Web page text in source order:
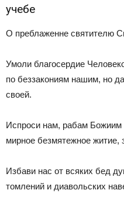
учебе
О преблаженне святителю
Умоли благосердие
по беззакониям нашим, но
своей.
Испроси нам, рабам Божиим
мирное безмятежное житие,
Избави нас от всяких бед
томлений и диавольских